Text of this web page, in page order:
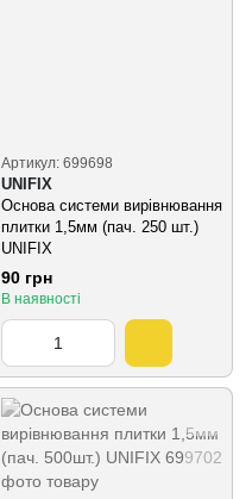
Артикул: 699698
UNIFIX
Основа системи вирівнювання
плитки 1,5мм (пач. 250 шт.)
UNIFIX
90 грн
В наявності